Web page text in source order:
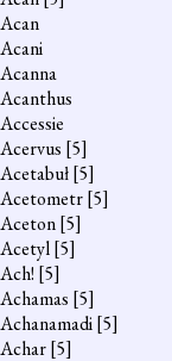
Acan
Acani
Acanna
Acanthus
Accessie
Acervus [5]
Acetabuł[5]
Acetometr[5]
Aceton[5]
Acetyl[5]
Ach! [5]
Achamas [5]
Achanamadi[5]
Achar[5]